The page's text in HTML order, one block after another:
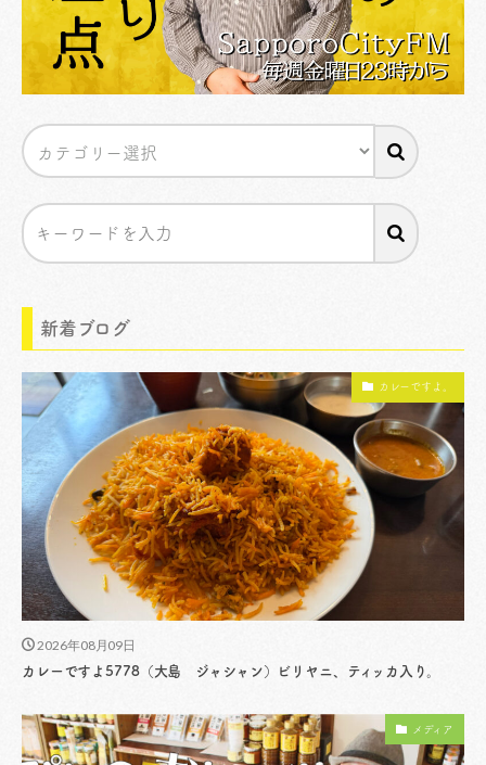
新着ブログ
カレーですよ。
2026年08月09日
カレーですよ5778（大島 ジャシャン）ビリヤニ、ティッカ入り。
メディア